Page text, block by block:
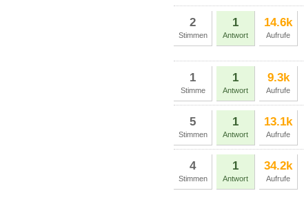
2
Stimmen
1
Antwort
14.6k
Aufrufe
1
Stimme
1
Antwort
9.3k
Aufrufe
5
Stimmen
1
Antwort
13.1k
Aufrufe
4
Stimmen
1
Antwort
34.2k
Aufrufe